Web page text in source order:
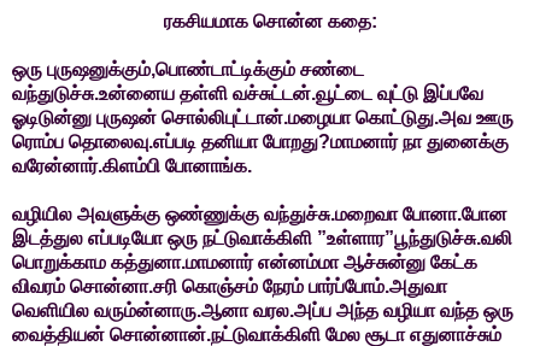
ரகசியமாக சொன்ன கதை:
ஒரு புருஷனுக்கும்,பொண்டாட்டிக்கும் சண்டை
வந்துடுச்சு.உன்னைய தள்ளி வச்சுட்டன்.வூட்டை வுட்டு இப்பவே
ஓடிடுன்னு புருஷன் சொல்லிபுட்டான்.மழையா கொட்டுது.அவ ஊரு
ரொம்ப தொலைவு.எப்படி தனியா போறது?மாமனார் நா துனைக்கு
வரேன்னார்.கிளம்பி போனாங்க.
வழியில அவளுக்கு ஒண்ணுக்கு வந்துச்சு.மறைவா போனா.போன
இடத்துல எப்படியோ ஒரு நட்டுவாக்கிளி ”உள்ளார”பூந்துடுச்சு.வலி
பொறுக்காம கத்துனா.மாமனார் என்னம்மா ஆச்சுன்னு கேட்க
விவரம் சொன்னா.சரி கொஞ்சம் நேரம் பார்ப்போம்.அதுவா
வெளியில வரும்ன்னாரு.ஆனா வரல.அப்ப அந்த வழியா வந்த ஒரு
வைத்தியன் சொன்னான்.நட்டுவாக்கிளி மேல சூடா எதுனாச்சும்